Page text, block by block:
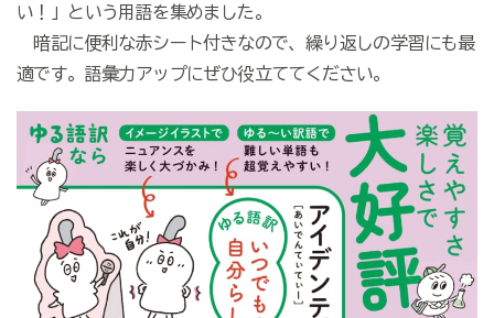
い！」という用語を集めました。
暗記に便利な赤シート付きなので、繰り返しの学習にも最
適です。語彙力アップにぜひ役立ててください。